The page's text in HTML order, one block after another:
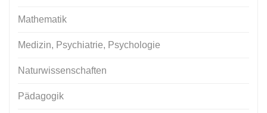
Mathematik
Medizin, Psychiatrie, Psychologie
Naturwissenschaften
Pädagogik